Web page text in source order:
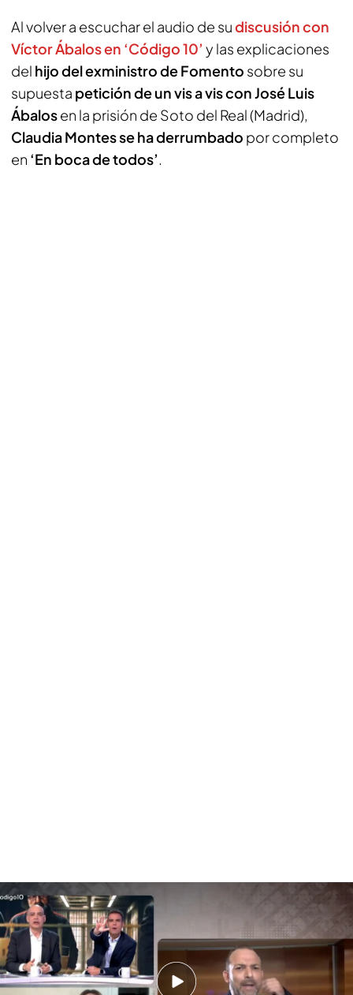
Al volver a escuchar el audio de sudiscusión con
Víctor Ábalos en ‘Código 10’y las explicaciones
del hijo del exministro de Fomento sobre su
supuesta petición de un vis a vis con José Luis
Ábalosen la prisión de Soto del Real (Madrid),
Claudia Montes se ha derrumbado por completo
en ‘En boca de todos’.
Víctor Ábalos abandona la conexión en 'Código 10' tras un cara a cara con
Claudia Montes: "No vuelvas a nombrar a mi padre"
PUEDE INTERESARTE
Iñaki Anasagasti, familiar de la mujer española